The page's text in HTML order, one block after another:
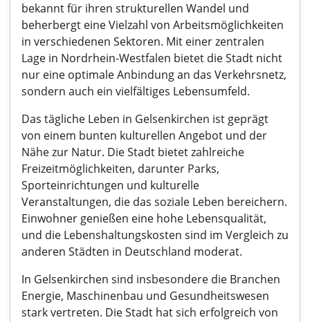
bekannt für ihren strukturellen Wandel und
beherbergt eine Vielzahl von Arbeitsmöglichkeiten
in verschiedenen Sektoren. Mit einer zentralen
Lage in Nordrhein-Westfalen bietet die Stadt nicht
nur eine optimale Anbindung an das Verkehrsnetz,
sondern auch ein vielfältiges Lebensumfeld.
Das tägliche Leben in Gelsenkirchen ist geprägt
von einem bunten kulturellen Angebot und der
Nähe zur Natur. Die Stadt bietet zahlreiche
Freizeitmöglichkeiten, darunter Parks,
Sporteinrichtungen und kulturelle
Veranstaltungen, die das soziale Leben bereichern.
Einwohner genießen eine hohe Lebensqualität,
und die Lebenshaltungskosten sind im Vergleich zu
anderen Städten in Deutschland moderat.
In Gelsenkirchen sind insbesondere die Branchen
Energie, Maschinenbau und Gesundheitswesen
stark vertreten. Die Stadt hat sich erfolgreich von